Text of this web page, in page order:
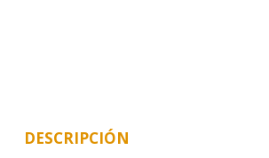
DESCRIPCIÓN